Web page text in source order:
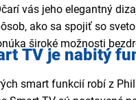
vás jeho elegantný
ako sa spojiť so
široké možnosti
TV je nabitý
smart funkcií robí z